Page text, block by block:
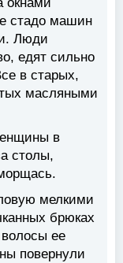
стадо машин
Люди
едят сильно
в старых,
масляными
в
столы,
мелкими
брюках
волосы ее
повернули